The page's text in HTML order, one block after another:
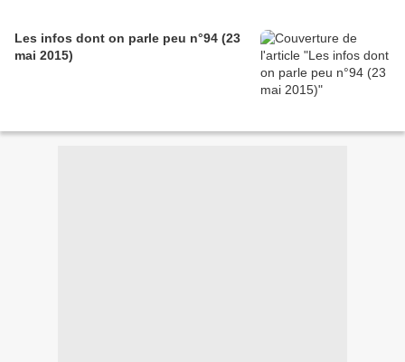
Les infos dont on parle peu n°94 (23
mai 2015)